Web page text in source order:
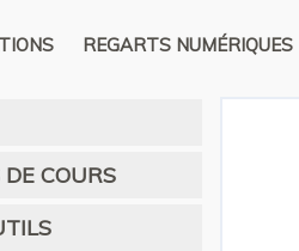
REGARTS NUMÉRIQUES
COURS